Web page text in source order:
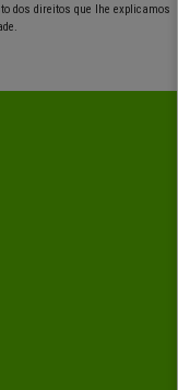
dos direitos que lhe explicamos